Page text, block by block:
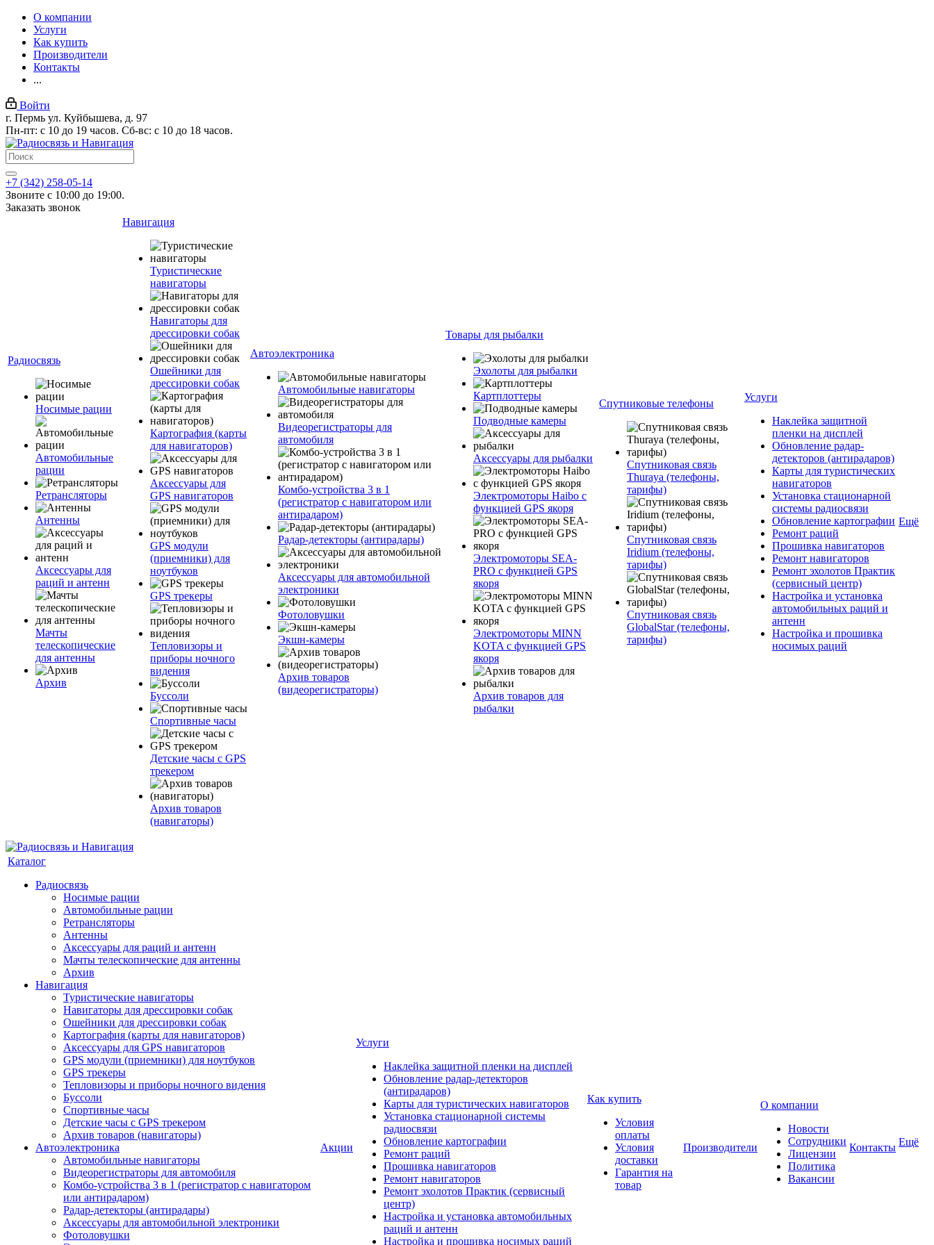
О компании
Услуги
Как купить
Производители
Контакты
...
Войти
г. Пермь ул. Куйбышева, д. 97
Пн-пт: с 10 до 19 часов. Сб-вс: с 10 до 18 часов.
+7 (342) 258-05-14
Звоните с 10:00 до 19:00.
Заказать звонок
Радиосвязь
Носимые рации
Автомобильные
рации
Ретрансляторы
Антенны
Аксессуары для
раций и антенн
Мачты
телескопические
для антенны
Архив
Навигация
Туристические
навигаторы
Навигаторы для
дрессировки собак
Ошейники для
дрессировки собак
Картография (карты
для навигаторов)
Аксессуары для
GPS навигаторов
GPS модули
(приемники) для
ноутбуков
GPS трекеры
Тепловизоры и
приборы ночного
видения
Буссоли
Спортивные часы
Детские часы с GPS
трекером
Архив товаров
(навигаторы)
Автоэлектроника
Автомобильные навигаторы
Видеорегистраторы для
автомобиля
Комбо-устройства 3 в 1
(регистратор с навигатором или
антирадаром)
Радар-детекторы (антирадары)
Аксессуары для автомобильной
электроники
Фотоловушки
Экшн-камеры
Архив товаров
(видеорегистраторы)
Товары для рыбалки
Эхолоты для рыбалки
Картплоттеры
Подводные камеры
Аксессуары для рыбалки
Электромоторы Haibo с
функцией GPS якоря
Электромоторы SEA-
PRO с функцией GPS
якоря
Электромоторы MINN
KOTA с функцией GPS
якоря
Архив товаров для
рыбалки
Спутниковые телефоны
Спутниковая связь
Thuraya (телефоны,
тарифы)
Спутниковая связь
Iridium (телефоны,
тарифы)
Спутниковая связь
GlobalStar (телефоны,
тарифы)
Услуги
Наклейка защитной
пленки на дисплей
Обновление радар-
детекторов (антирадаров)
Карты для туристических
навигаторов
Установка стационарной
системы радиосвязи
Обновление картографии
Ремонт раций
Прошивка навигаторов
Ремонт навигаторов
Ремонт эхолотов Практик
(сервисный центр)
Настройка и установка
автомобильных раций и
антенн
Настройка и прошивка
носимых раций
Ещё
Каталог
Радиосвязь
Носимые рации
Автомобильные рации
Ретрансляторы
Антенны
Аксессуары для раций и антенн
Мачты телескопические для антенны
Архив
Навигация
Туристические навигаторы
Навигаторы для дрессировки собак
Ошейники для дрессировки собак
Картография (карты для навигаторов)
Аксессуары для GPS навигаторов
GPS модули (приемники) для ноутбуков
GPS трекеры
Тепловизоры и приборы ночного видения
Буссоли
Спортивные часы
Детские часы с GPS трекером
Архив товаров (навигаторы)
Автоэлектроника
Автомобильные навигаторы
Видеорегистраторы для автомобиля
Комбо-устройства 3 в 1 (регистратор с навигатором
или антирадаром)
Радар-детекторы (антирадары)
Аксессуары для автомобильной электроники
Фотоловушки
Акции
Услуги
Наклейка защитной пленки на дисплей
Обновление радар-детекторов
(антирадаров)
Карты для туристических навигаторов
Установка стационарной системы
радиосвязи
Обновление картографии
Ремонт раций
Прошивка навигаторов
Ремонт навигаторов
Ремонт эхолотов Практик (сервисный
центр)
Настройка и установка автомобильных
раций и антенн
Настройка и прошивка носимых раций
Как купить
Условия
оплаты
Условия
доставки
Гарантия на
товар
Производители
О компании
Новости
Сотрудники
Лицензии
Политика
Вакансии
Контакты Ещё